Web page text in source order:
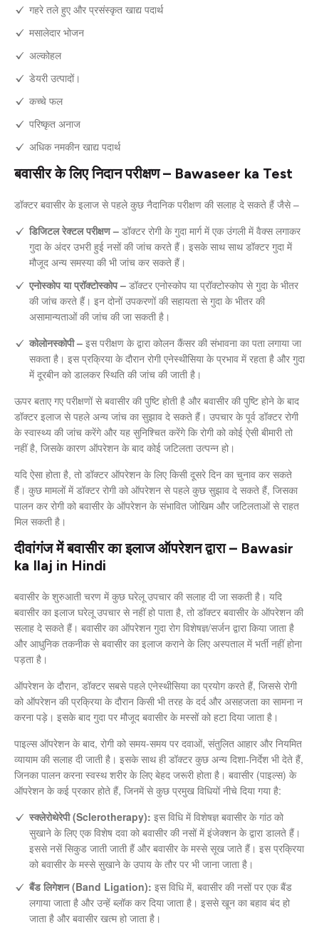
गहरे तले हुए और प्रसंस्कृत खाद्य पदार्थ
मसालेदार भोजन
अल्कोहल
डेयरी उत्पादों।
कच्चे फल
परिष्कृत अनाज
अधिक नमकीन खाद्य पदार्थ
बवासीर के लिए निदान परीक्षण – Bawaseer ka Test
डॉक्टर बवासीर के इलाज से पहले कुछ नैदानिक परीक्षण की सलाह दे सकते हैं जैसे –
डिजिटल रेक्टल परीक्षण – डॉक्टर रोगी के गुदा मार्ग में एक उंगली में वैक्स लगाकर
गुदा के अंदर उभरी हुई नसों की जांच करते हैं। इसके साथ साथ डॉक्टर गुदा में
मौजूद अन्य समस्या की भी जांच कर सकते हैं।
एनोस्कोप या प्रॉक्टोस्कोप – डॉक्टर एनोस्कोप या प्रॉक्टोस्कोप से गुदा के भीतर
की जांच करते हैं। इन दोनों उपकरणों की सहायता से गुदा के भीतर की
असामान्यताओं की जांच की जा सकती है।
कोलोनस्कोपी – इस परीक्षण के द्वारा कोलन कैंसर की संभावना का पता लगाया जा
सकता है। इस प्रक्रिया के दौरान रोगी एनेस्थीसिया के प्रभाव में रहता है और गुदा
में दूरबीन को डालकर स्थिति की जांच की जाती है।
ऊपर बताए गए परीक्षणों से बवासीर की पुष्टि होती है और बवासीर की पुष्टि होने के बाद
डॉक्टर इलाज से पहले अन्य जांच का सुझाव दे सकते हैं। उपचार के पूर्व डॉक्टर रोगी
के स्वास्थ्य की जांच करेंगे और यह सुनिश्चित करेंगे कि रोगी को कोई ऐसी बीमारी तो
नहीं है, जिसके कारण ऑपरेशन के बाद कोई जटिलता उत्पन्न हो।
यदि ऐसा होता है, तो डॉक्टर ऑपरेशन के लिए किसी दूसरे दिन का चुनाव कर सकते
हैं। कुछ मामलों में डॉक्टर रोगी को ऑपरेशन से पहले कुछ सुझाव दे सकते हैं, जिसका
पालन कर रोगी को बवासीर के ऑपरेशन के संभावित जोखिम और जटिलताओं से राहत
मिल सकती है।
दीवांगंज में बवासीर का इलाज ऑपरेशन द्वारा – Bawasir
ka Ilaj in Hindi
बवासीर के शुरुआती चरण में कुछ घरेलू उपचार की सलाह दी जा सकती है। यदि
बवासीर का इलाज घरेलू उपचार से नहीं हो पाता है, तो डॉक्टर बवासीर के ऑपरेशन की
सलाह दे सकते हैं। बवासीर का ऑपरेशन गुदा रोग विशेषज्ञ/सर्जन द्वारा किया जाता है
और आधुनिक तकनीक से बवासीर का इलाज कराने के लिए अस्पताल में भर्ती नहीं होना
पड़ता है।
ऑपरेशन के दौरान, डॉक्टर सबसे पहले एनेस्थीसिया का प्रयोग करते हैं, जिससे रोगी
को ऑपरेशन की प्रक्रिया के दौरान किसी भी तरह के दर्द और असहजता का सामना न
करना पड़े। इसके बाद गुदा पर मौजूद बवासीर के मस्सों को हटा दिया जाता है।
पाइल्स ऑपरेशन के बाद, रोगी को समय-समय पर दवाओं, संतुलित आहार और नियमित
व्यायाम की सलाह दी जाती है। इसके साथ ही डॉक्टर कुछ अन्य दिशा-निर्देश भी देते हैं,
जिनका पालन करना स्वस्थ शरीर के लिए बेहद जरूरी होता है। बवासीर (पाइल्स) के
ऑपरेशन के कई प्रकार होते हैं, जिनमें से कुछ प्रमुख विधियों नीचे दिया गया है:
स्क्लेरोथेरेपी (Sclerotherapy): इस विधि में विशेषज्ञ बवासीर के गांठ को
सुखाने के लिए एक विशेष दवा को बवासीर की नसों में इंजेक्शन के द्वारा डालते हैं।
इससे नसें सिकुड जाती जाती हैं और बवासीर के मस्से सूख जाते हैं। इस प्रक्रिया
को बवासीर के मस्से सुखाने के उपाय के तौर पर भी जाना जाता है।
बैंड लिगेशन (Band Ligation): इस विधि में, बवासीर की नसों पर एक बैंड
लगाया जाता है और उन्हें ब्लॉक कर दिया जाता है। इससे खून का बहाव बंद हो
जाता है और बवासीर खत्म हो जाता है।